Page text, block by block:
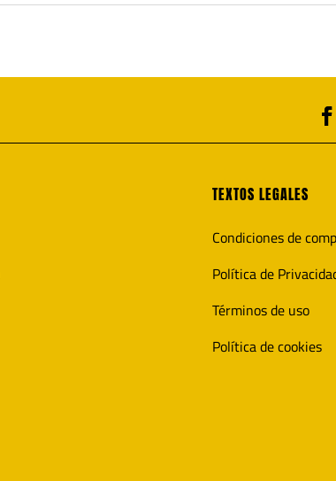
TEXTOS LEGALES
Condiciones de
Política de
Términos de uso
Política de cookies